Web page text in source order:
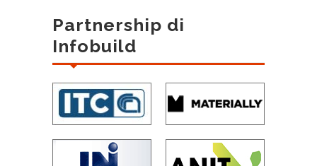
Partnership di
Infobuild